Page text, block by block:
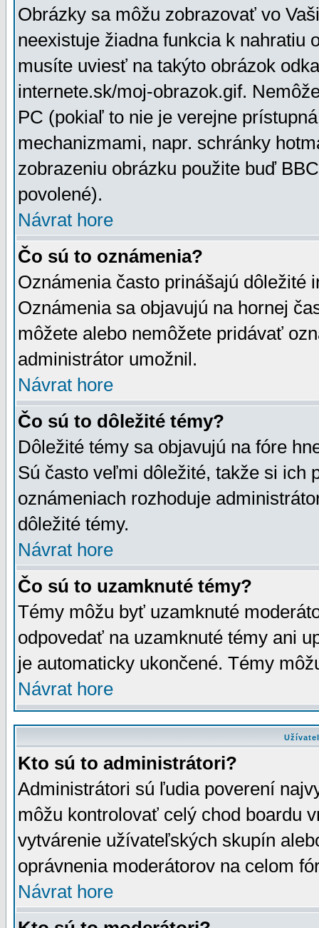
Obrázky sa môžu zobrazovať vo
neexistuje žiadna funkcia k nahratiu
musíte uviesť na takýto obrázok
internete.sk/moj-obrazok.gif.
PC (pokiaľ to nie je verejne
mechanizmami, napr. schránky
zobrazeniu obrázku použite buď
povolené).
Návrat hore
Čo sú to oznámenia?
Oznámenia často prinášajú dôležité
Oznámenia sa objavujú na hornej
môžete alebo nemôžete pridávať
administrátor umožnil.
Návrat hore
Čo sú to dôležité témy?
Dôležité témy sa objavujú na fóre
Sú často veľmi dôležité, takže si ich
oznámeniach rozhoduje
dôležité témy.
Návrat hore
Čo sú to uzamknuté témy?
Témy môžu byť uzamknuté
odpovedať na uzamknuté témy ani
je automaticky ukončené. Témy
Návrat hore
Kto sú to administrátori?
Administrátori sú ľudia poverení
môžu kontrolovať celý chod boardu
vytvárenie užívateľských skupín
oprávnenia moderátorov na celom
Návrat hore